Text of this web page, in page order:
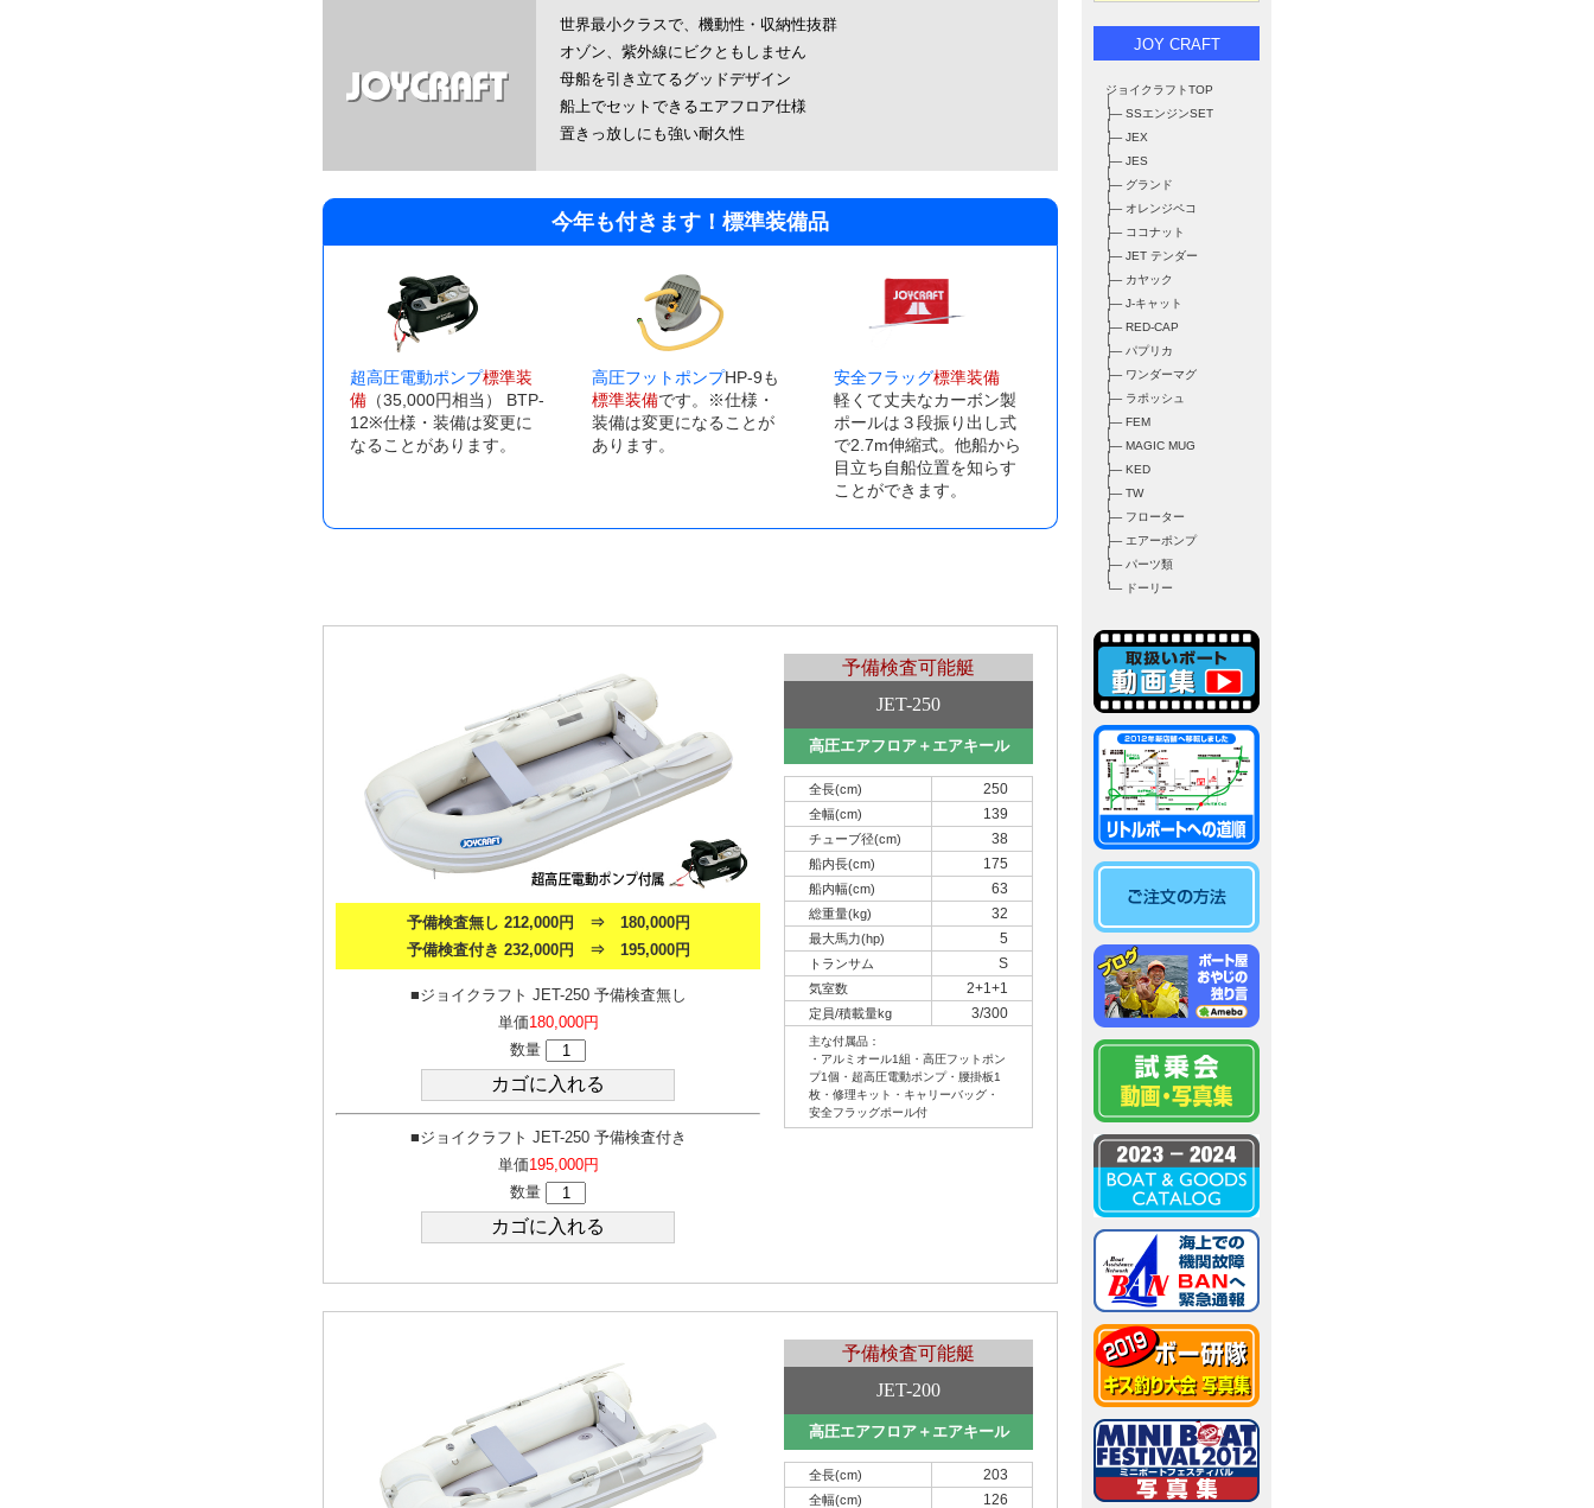
世界最小クラスで、機動性・収納性抜群
オゾン、紫外線にビクともしません
母船を引き立てるグッドデザイン
船上でセットできるエアフロア仕様
置きっ放しにも強い耐久性
予備検査可能艇
JET-250
高圧エアフロア＋エアキール
全長(cm) 250
全幅(cm) 139
チューブ径(cm) 38
船内長(cm) 175
船内幅(cm) 63
総重量(kg) 32
最大馬力(hp) 5
トランサム S
気室数 2+1+1
定員/積載量kg 3/300
主な付属品：
・アルミオール1組・高圧フットポン
プ1個・超高圧電動ポンプ・腰掛板1
枚・修理キット・キャリーバッグ・
安全フラッグポール付
予備検査無し 212,000円 ⇒ 180,000円
予備検査付き 232,000円 ⇒ 195,000円
■ジョイクラフト JET-250 予備検査無し
単価180,000円
数量
■ジョイクラフト JET-250 予備検査付き
単価195,000円
数量
予備検査可能艇
JET-200
高圧エアフロア＋エアキール
全長(cm) 203
全幅(cm) 126